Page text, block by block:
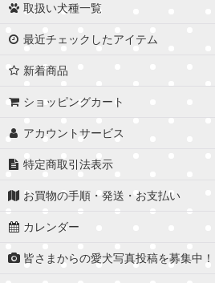
取扱い犬種一覧
最近チェックしたアイテム
新着商品
ショッピングカート
アカウントサービス
特定商取引法表示
お買物の手順・発送・お支払い
カレンダー
皆さまからの愛犬写真投稿を募集中！